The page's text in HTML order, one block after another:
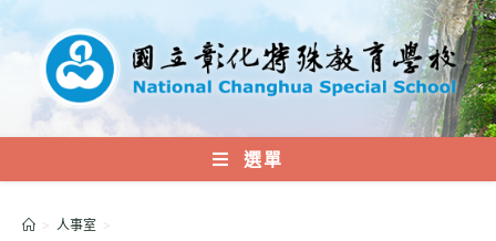
轉
內
選單
> 人事室 >